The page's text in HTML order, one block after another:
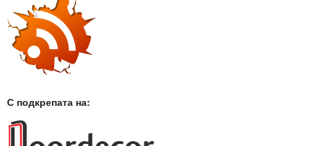
С подкрепата на: